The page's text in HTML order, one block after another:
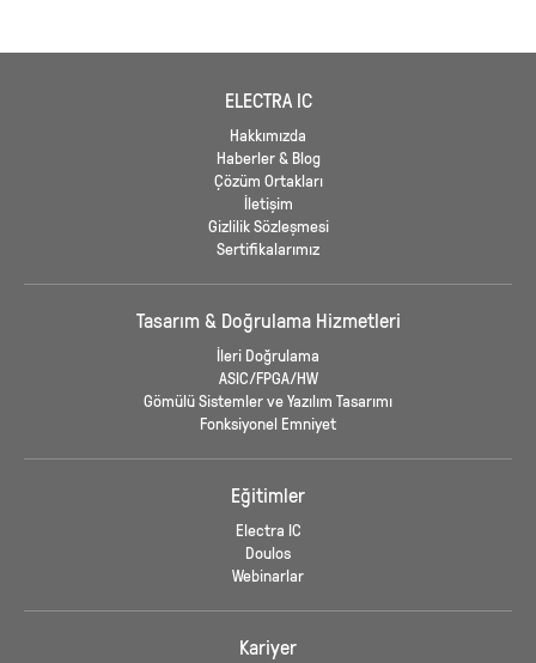
ELECTRA IC
Hakkımızda
Haberler & Blog
Çözüm Ortakları
İletişim
Gizlilik Sözleşmesi
Sertifikalarımız
Tasarım & Doğrulama Hizmetleri
İleri Doğrulama
ASIC/FPGA/HW
Gömülü Sistemler ve Yazılım Tasarımı
Fonksiyonel Emniyet
Eğitimler
Electra IC
Doulos
Webinarlar
Kariyer